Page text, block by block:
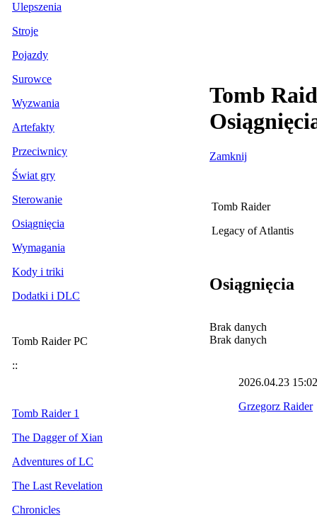
Ulepszenia
Stroje
Pojazdy
Surowce
Wyzwania
Artefakty
Przeciwnicy
Świat gry
Sterowanie
Osiągnięcia
Wymagania
Kody i triki
Dodatki i DLC
Tomb Raider PC
::
Tomb Raider 1
The Dagger of Xian
Adventures of LC
The Last Revelation
Chronicles
Tomb
Zamknij
Tomb Raider
Legacy of Atlantis
Osiągnięcia
Brak danych
Brak danych
2026.04.23 15:02
Grzegorz Raider